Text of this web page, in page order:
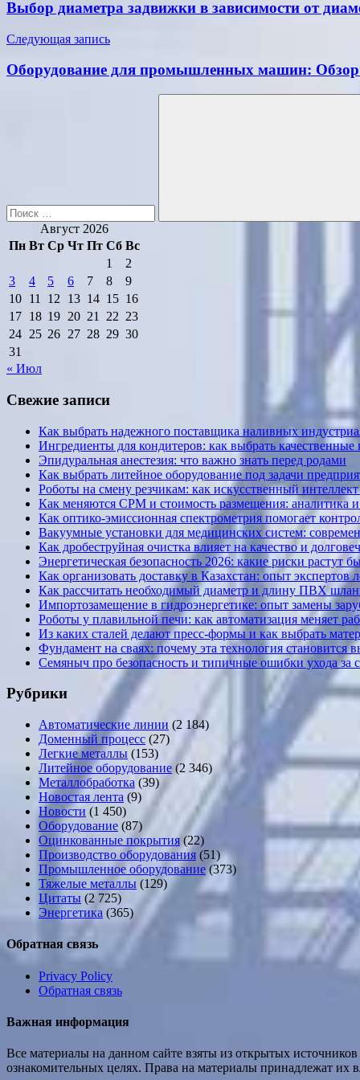
записям
Выбор диаметра задвижки в зависимости от
Следующая запись
Оборудование для промышленных машин:
Поиск
Август 2026
Пн Вт Ср Чт Пт Сб Вс
1
2
3
4 5 6 7 8
9
10 11 12 13 14 15 16
17 18 19 20 21 22 23
24 25 26 27 28 29 30
31
« Июл
Свежие записи
Как выбрать надежного поставщика наливных
Ингредиенты для кондитеров: как выбрать
Эпидуральная анестезия: что важно знать перед родами
Как выбрать литейное оборудование под задачи
Роботы на смену резчикам: как искусственный
Как меняются CPM и стоимость размещения: аналитика
Как оптико-эмиссионная спектрометрия помогает
Вакуумные установки для медицинских систем:
Как дробеструйная очистка влияет на качество и
Энергетическая безопасность 2026: какие риски растут
Как организовать доставку в Казахстан: опыт экспертов
Как рассчитать необходимый диаметр и длину ПВХ
Импортозамещение в гидроэнергетике: опыт замены
Роботы у плавильной печи: как автоматизация меняет
Из каких сталей делают пресс-формы и как выбрать
Фундамент на сваях: почему эта технология становится
Семяныч про безопасность и типичные ошибки ухода за
Рубрики
Автоматические линии (2 184)
Доменный процесс (27)
Легкие металлы (153)
Литейное оборудование (2 346)
Металлобработка (39)
Новостая лента (9)
Новости (1 450)
Оборудование (87)
Оцинкованные покрытия (22)
Производство оборудования (51)
Промышленное оборудование(373)
Тяжелые металлы (129)
Цитаты (2 725)
Энергетика (365)
Обратная связь
Privacy Policy
Обратная связь
Важная информация
Все материалы на данном сайте взяты из открытых
ознакомительных целях. Права на материалы принадлежат их